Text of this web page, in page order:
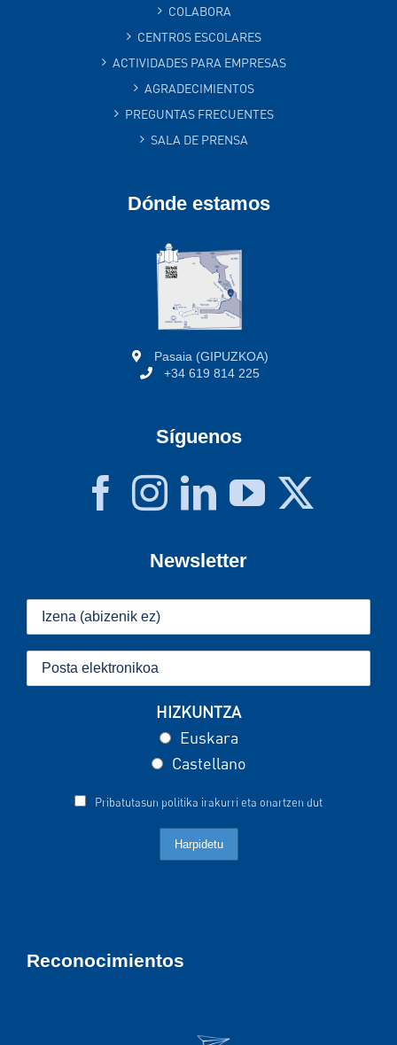
COLABORA
CENTROS ESCOLARES
ACTIVIDADES PARA EMPRESAS
AGRADECIMIENTOS
PREGUNTAS FRECUENTES
SALA DE PRENSA
Dónde estamos
Pasaia (GIPUZKOA)
+34 619 814 225
Síguenos
Newsletter
HIZKUNTZA
Euskara
Castellano
Pribatutasun politika irakurri eta onartzen dut
Reconocimientos